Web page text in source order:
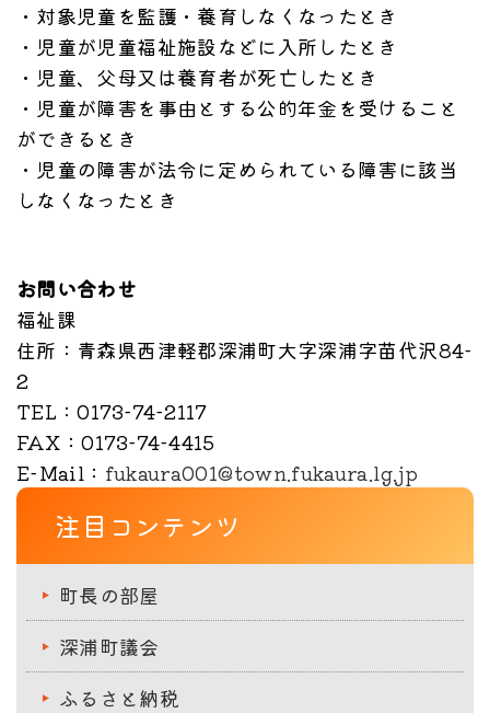
・対象児童を監護・養育しなくなったとき
・児童が児童福祉施設などに入所したとき
・児童、父母又は養育者が死亡したとき
・児童が障害を事由とする公的年金を受けること
ができるとき
・児童の障害が法令に定められている障害に該当
しなくなったとき
お問い合わせ
福祉課
住所 ：青森県西津軽郡深浦町大字深浦字苗代沢84-
2
TEL ：0173-74-2117
FAX ：0173-74-4415
E-Mail ： fukaura001@town.fukaura.lg.jp
注目コンテンツ
町長の部屋
深浦町議会
ふるさと納税